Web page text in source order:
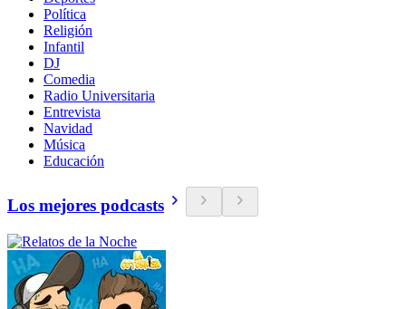
Política
Religión
Infantil
DJ
Comedia
Radio Universitaria
Entrevista
Navidad
Música
Educación
Los mejores podcasts